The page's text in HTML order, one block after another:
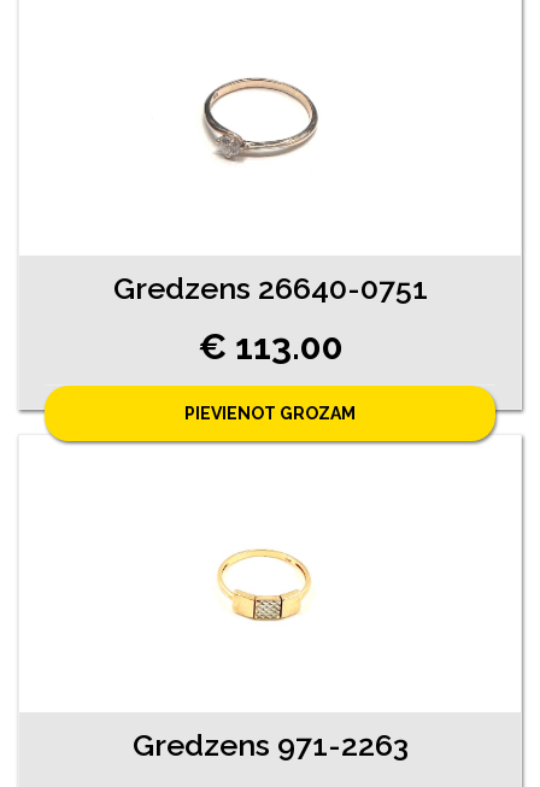
Gredzens 26640-0751
€ 113.00
PIEVIENOT GROZAM
Gredzens 971-2263